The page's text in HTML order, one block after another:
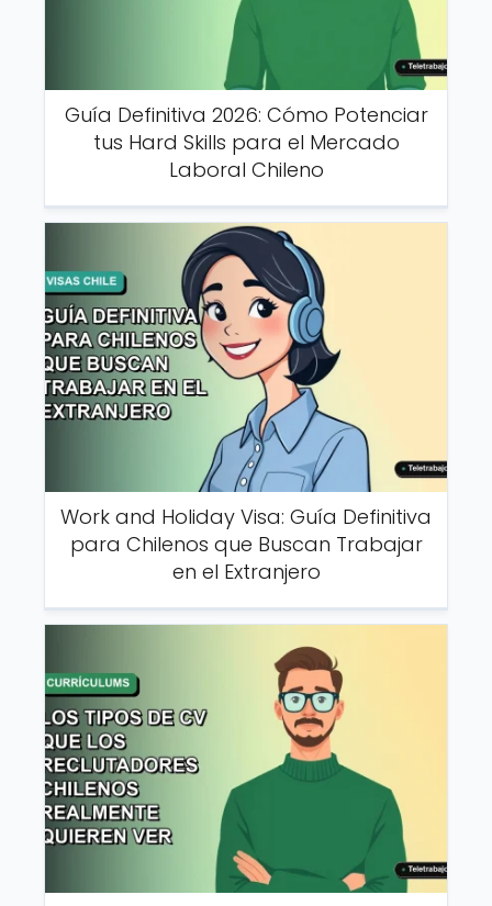
Guía Definitiva 2026: Cómo Potenciar
tus Hard Skills para el Mercado
Laboral Chileno
Work and Holiday Visa: Guía Definitiva
para Chilenos que Buscan Trabajar
en el Extranjero